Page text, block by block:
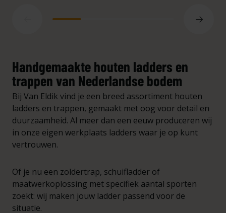
Handgemaakte houten ladders en
trappen van Nederlandse bodem
Bij Van Eldik vind je een breed assortiment houten
ladders en trappen, gemaakt met oog voor detail en
duurzaamheid. Al meer dan een eeuw produceren wij
in onze eigen werkplaats ladders waar je op kunt
vertrouwen.
Of je nu een zoldertrap, schuifladder of
maatwerkoplossing met specifiek aantal sporten
zoekt: wij maken jouw ladder passend voor de
situatie.